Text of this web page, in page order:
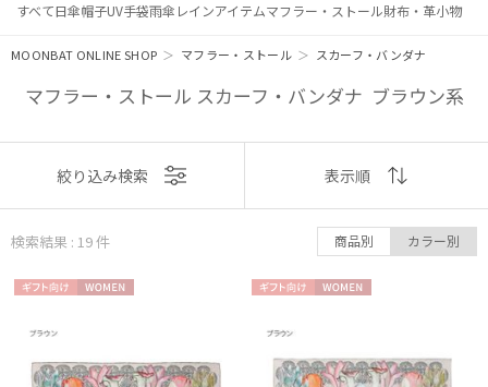
すべて日傘帽子UV手袋雨傘 レインアイテムマフラー・ストール財布・革小物
MOONBAT ONLINE SHOP ＞ マフラー・ストール ＞ スカーフ・バンダナ
マフラー・ストール スカーフ・バンダナ ブラウン系
表示
おすすめ
順
絞り込み検索 表示順
検索結果 : 19件 商品別 カラー別
向け
向け